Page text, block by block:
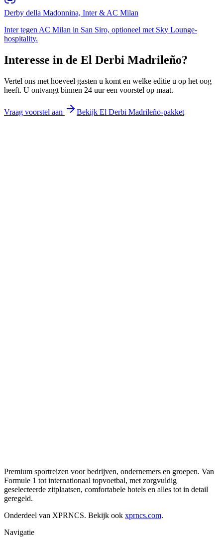
Derby della Madonnina, Inter & AC Milan
Inter tegen AC Milan in San Siro, optioneel met Sky Lounge-
hospitality.
Interesse in de El Derbi Madrileño?
Vertel ons met hoeveel gasten u komt en welke editie u op het oog
heeft. U ontvangt binnen 24 uur een voorstel op maat.
Vraag voorstel aan Bekijk El Derbi Madrileño-pakket
Premium sportreizen voor bedrijven, ondernemers en groepen. Van
Formule 1 tot internationaal topvoetbal, met zorgvuldig
geselecteerde zitplaatsen, comfortabele hotels en alles tot in detail
geregeld.
Onderdeel van XPRNCS. Bekijk ook xprncs.com.
Navigatie